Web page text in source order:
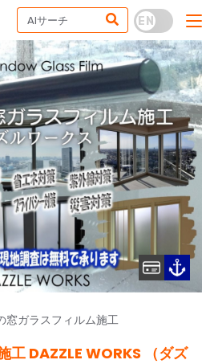
窓ガラスフィルム施工
工 DAZZLE WORKS （ダズ